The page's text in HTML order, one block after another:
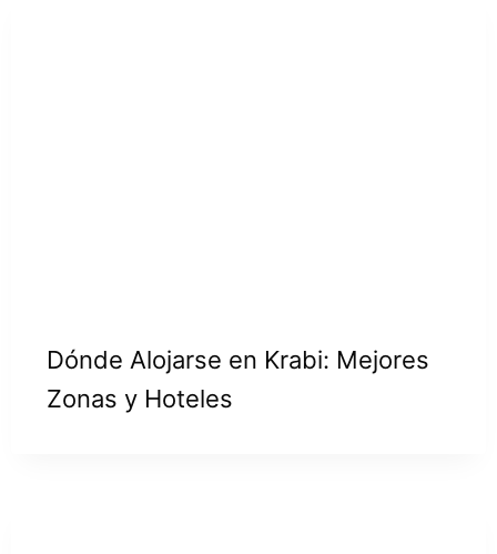
Dónde Alojarse en Krabi: Mejores
Zonas y Hoteles